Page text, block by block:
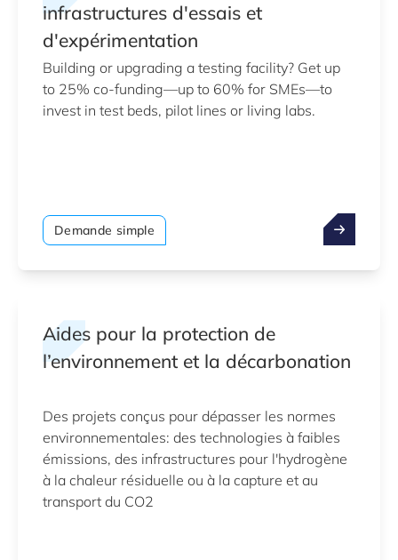
infrastructures d'essais et
d'expérimentation
Building or upgrading a testing facility? Get up
to 25% co-funding—up to 60% for SMEs—to
invest in test beds, pilot lines or living labs.
Demande simple
Aides pour la protection de
l’environnement et la décarbonation
Des projets conçus pour dépasser les normes
environnementales: des technologies à faibles
émissions, des infrastructures pour l'hydrogène
à la chaleur résiduelle ou à la capture et au
transport du CO2